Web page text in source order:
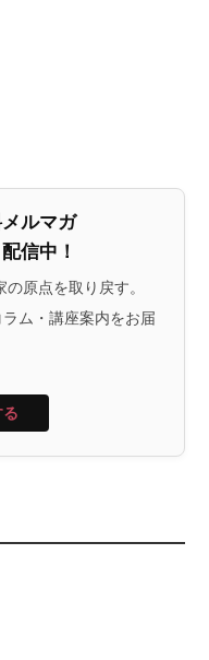
ルマガ
信中！
原点を取り戻す。
ム・講座案内をお届